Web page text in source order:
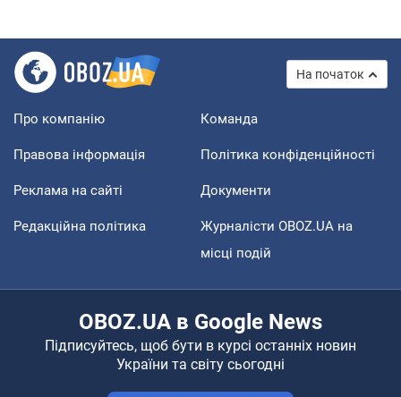
На початок
Про компанію Команда
Правова інформація Політика конфіденційності
Реклама на сайті Документи
Редакційна політика
Журналісти OBOZ.UA на
місці подій
OBOZ.UA в Google News
Підписуйтесь, щоб бути в курсі останніх новин
України та світу сьогодні